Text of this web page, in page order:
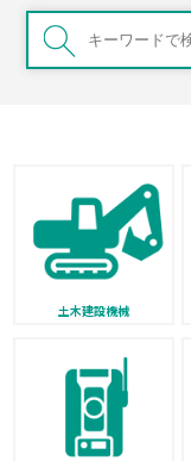
土木建設機械